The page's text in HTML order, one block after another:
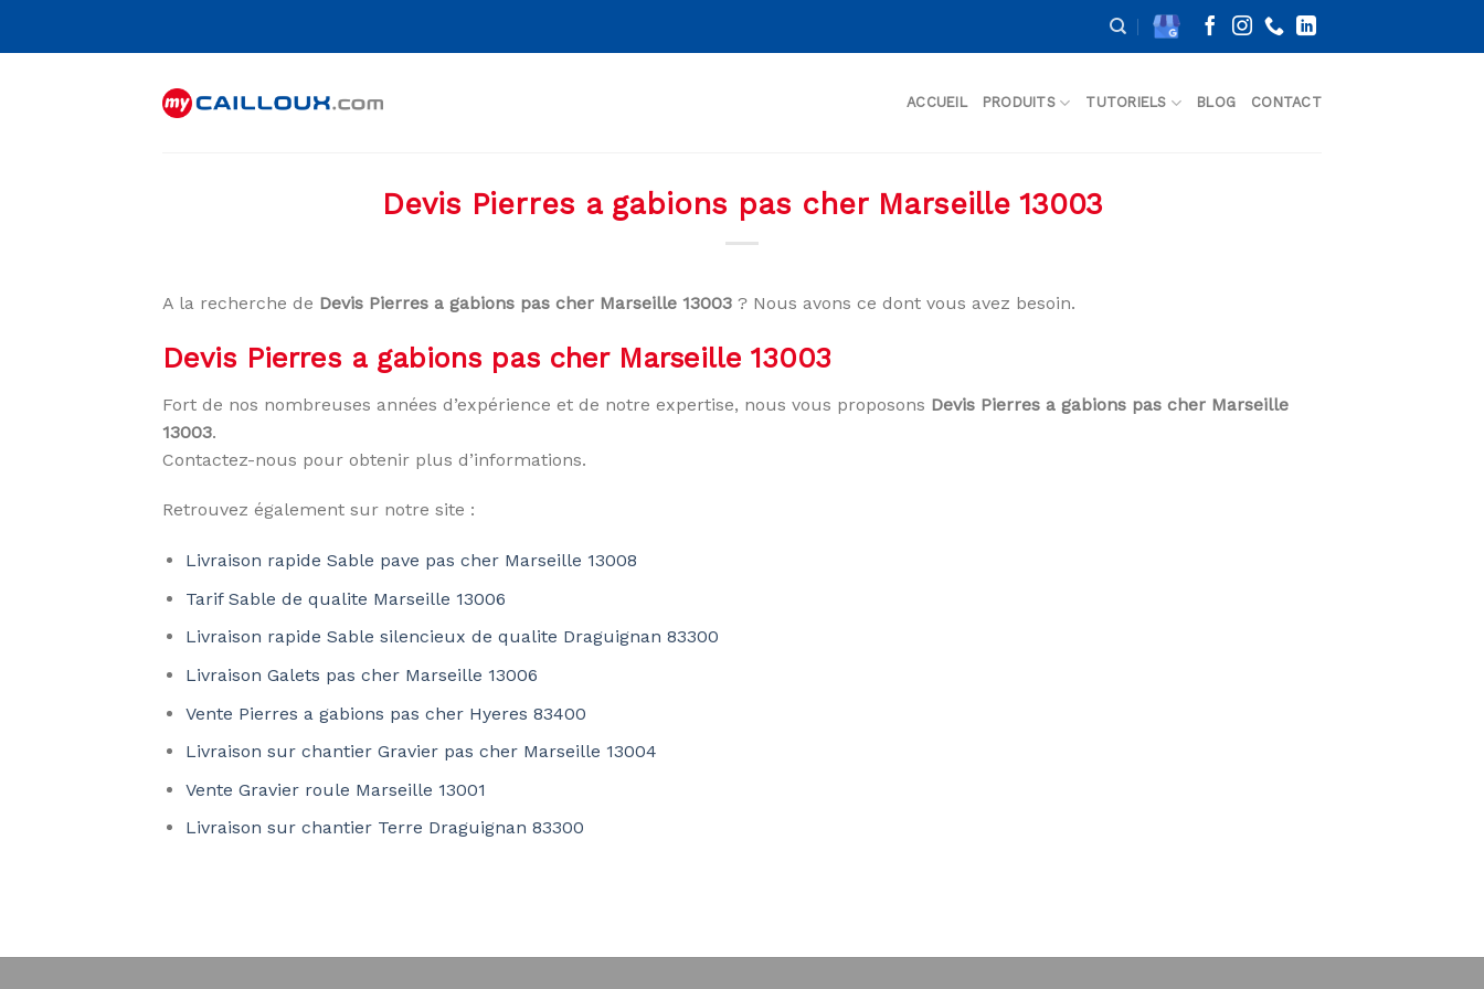
ACCUEIL PRODUITS TUTORIELS BLOG CONTACT
Devis Pierres a gabions pas cher Marseille 13003
A la recherche de Devis Pierres a gabions pas cher Marseille 13003 ? Nous avons ce dont vous avez besoin.
Devis Pierres a gabions pas cher Marseille 13003
Fort de nos nombreuses années d’expérience et de notre expertise, nous vous proposons Devis Pierres a gabions pas cher Marseille
13003.
Contactez-nous pour obtenir plus d’informations.
Retrouvez également sur notre site :
Livraison rapide Sable pave pas cher Marseille 13008
Tarif Sable de qualite Marseille 13006
Livraison rapide Sable silencieux de qualite Draguignan 83300
Livraison Galets pas cher Marseille 13006
Vente Pierres a gabions pas cher Hyeres 83400
Livraison sur chantier Gravier pas cher Marseille 13004
Vente Gravier roule Marseille 13001
Livraison sur chantier Terre Draguignan 83300